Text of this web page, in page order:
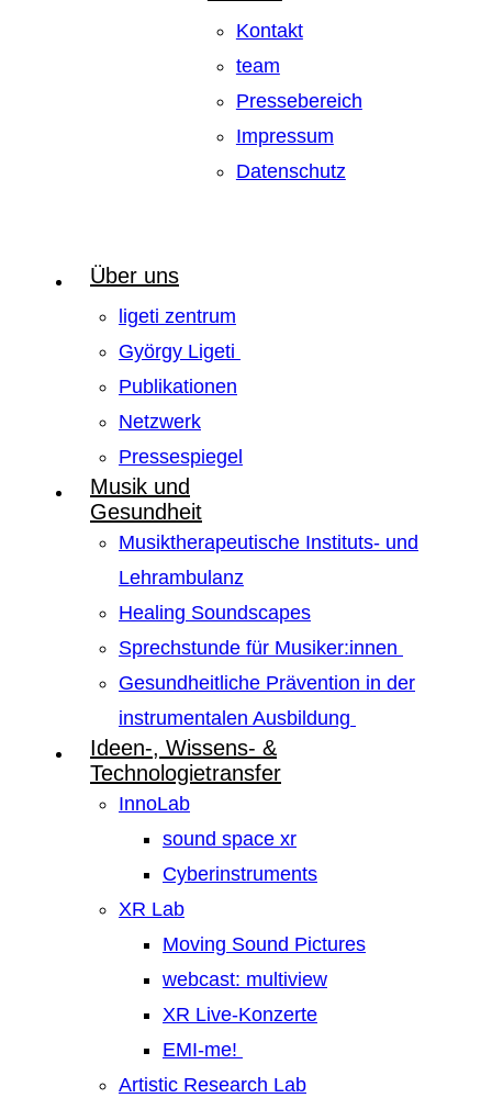
Kontakt
team
Pressebereich
Impressum
Datenschutz
Über uns
ligeti zentrum
György Ligeti
Publikationen
Netzwerk
Pressespiegel
Musik und
Gesundheit
Musiktherapeutische Instituts- und
Lehrambulanz
Healing Soundscapes
Sprechstunde für Musiker:innen
Gesundheitliche Prävention in der
instrumentalen Ausbildung
Ideen-, Wissens- &
Technologietransfer
InnoLab
sound space xr
Cyberinstruments
XR Lab
Moving Sound Pictures
webcast: multiview
XR Live-Konzerte
EMI-me!
Artistic Research Lab